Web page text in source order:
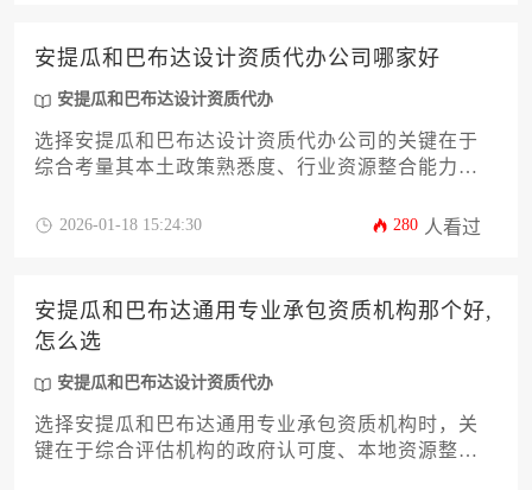
安提瓜和巴布达设计资质代办公司哪家好
安提瓜和巴布达设计资质代办
选择安提瓜和巴布达设计资质代办公司的关键在于
综合考量其本土政策熟悉度、行业资源整合能力及
模块化服务体系，能针对性解决设计企业跨境合规
2026-01-18 15:24:30 280 人看过
安提瓜和巴布达通用专业承包资质机构那个好,
怎么选
安提瓜和巴布达设计资质代办
选择安提瓜和巴布达通用专业承包资质机构时，关
键在于综合评估机构的政府认可度、本地资源整合